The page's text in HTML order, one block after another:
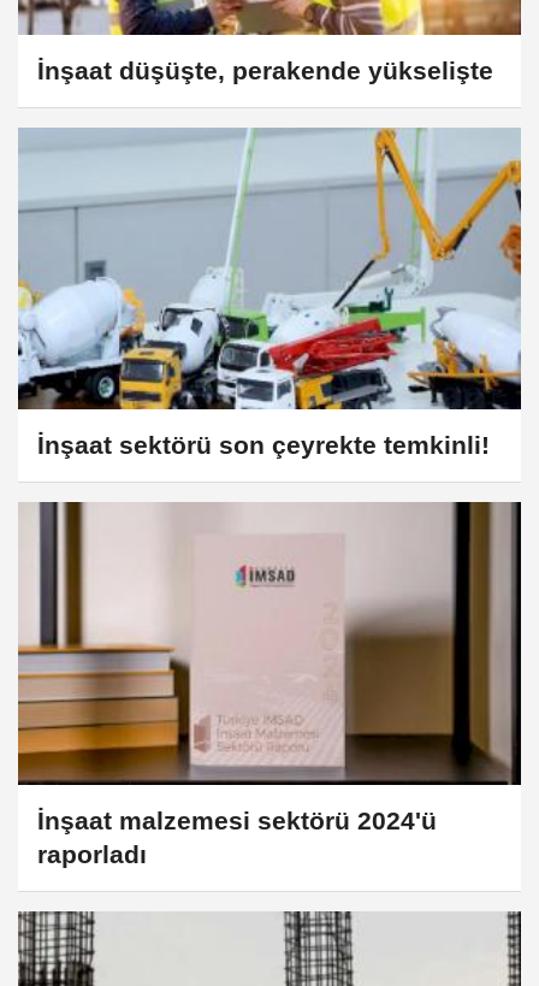
İnşaat düşüşte, perakende yükselişte
İnşaat sektörü son çeyrekte temkinli!
İnşaat malzemesi sektörü 2024'ü
raporladı